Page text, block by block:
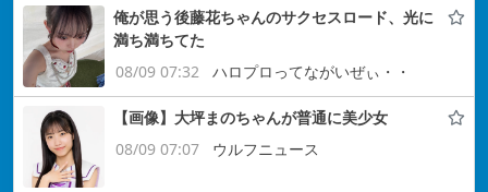
俺が思う後藤花ちゃんのサクセスロード、光に
満ち満ちてた
08/09 07:32
ハロプロってながいぜぃ・・
【画像】大坪まのちゃんが普通に美少女
08/09 07:07
ウルフニュース